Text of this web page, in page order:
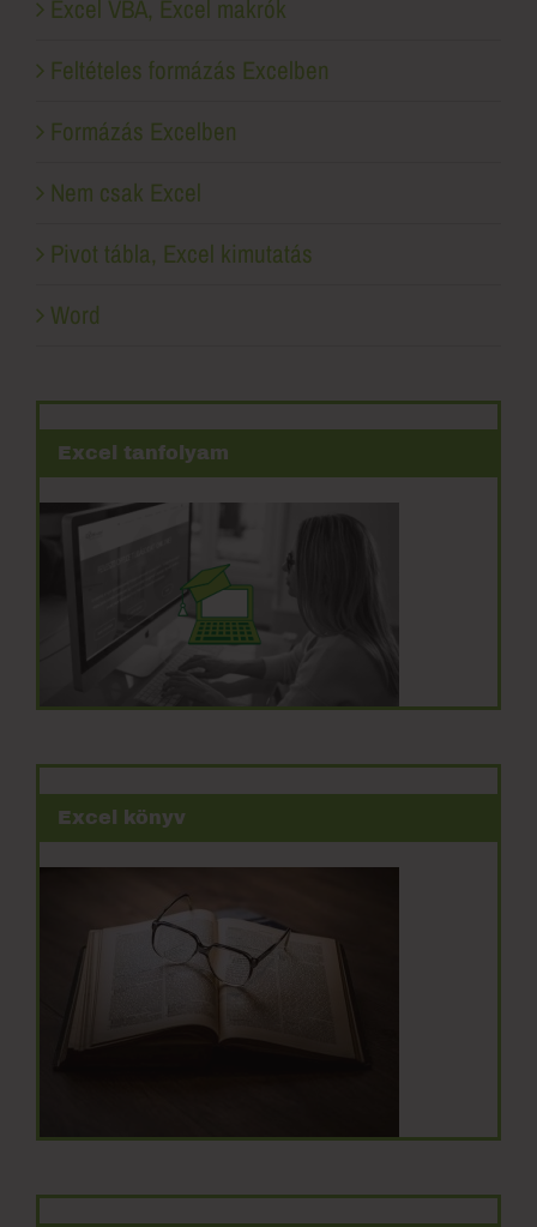
Excel VBA, Excel makrók
Feltételes formázás Excelben
Formázás Excelben
Nem csak Excel
Pivot tábla, Excel kimutatás
Word
Excel tanfolyam
Excel könyv